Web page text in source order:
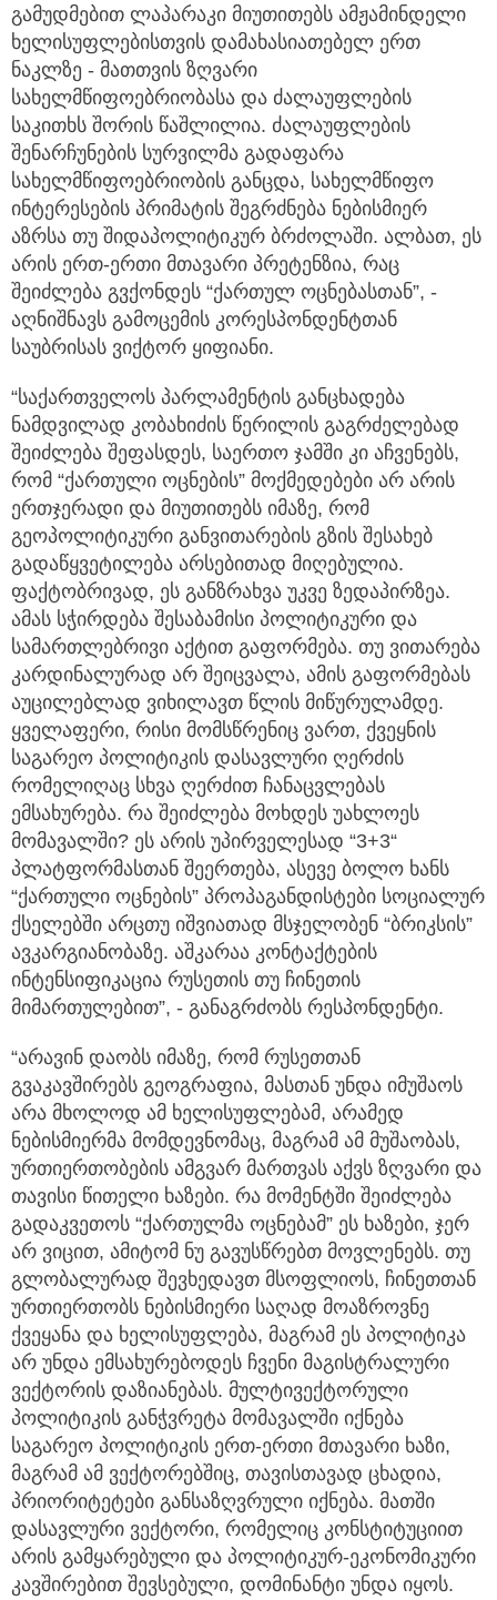
გამუდმებით ლაპარაკი მიუთითებს ამჟამინდელი
ხელისუფლებისთვის დამახასიათებელ ერთ
ნაკლზე - მათთვის ზღვარი
სახელმწიფოებრიობასა და ძალაუფლების
საკითხს შორის წაშლილია. ძალაუფლების
შენარჩუნების სურვილმა გადაფარა
სახელმწიფოებრიობის განცდა, სახელმწიფო
ინტერესების პრიმატის შეგრძნება ნებისმიერ
აზრსა თუ შიდაპოლიტიკურ ბრძოლაში. ალბათ, ეს
არის ერთ-ერთი მთავარი პრეტენზია, რაც
შეიძლება გვქონდეს “ქართულ ოცნებასთან”, -
აღნიშნავს გამოცემის კორესპონდენტთან
საუბრისას ვიქტორ ყიფიანი.
“საქართველოს პარლამენტის განცხადება
ნამდვილად კობახიძის წერილის გაგრძელებად
შეიძლება შეფასდეს, საერთო ჯამში კი აჩვენებს,
რომ “ქართული ოცნების” მოქმედებები არ არის
ერთჯერადი და მიუთითებს იმაზე, რომ
გეოპოლიტიკური განვითარების გზის შესახებ
გადაწყვეტილება არსებითად მიღებულია.
ფაქტობრივად, ეს განზრახვა უკვე ზედაპირზეა.
ამას სჭირდება შესაბამისი პოლიტიკური და
სამართლებრივი აქტით გაფორმება. თუ ვითარება
კარდინალურად არ შეიცვალა, ამის გაფორმებას
აუცილებლად ვიხილავთ წლის მიწურულამდე.
ყველაფერი, რისი მომსწრენიც ვართ, ქვეყნის
საგარეო პოლიტიკის დასავლური ღერძის
რომელიღაც სხვა ღერძით ჩანაცვლებას
ემსახურება. რა შეიძლება მოხდეს უახლოეს
მომავალში? ეს არის უპირველესად “3+3“
პლატფორმასთან შეერთება, ასევე ბოლო ხანს
“ქართული ოცნების” პროპაგანდისტები სოციალურ
ქსელებში არცთუ იშვიათად მსჯელობენ “ბრიკსის”
ავკარგიანობაზე. აშკარაა კონტაქტების
ინტენსიფიკაცია რუსეთის თუ ჩინეთის
მიმართულებით”, - განაგრძობს რესპონდენტი.
“არავინ დაობს იმაზე, რომ რუსეთთან
გვაკავშირებს გეოგრაფია, მასთან უნდა იმუშაოს
არა მხოლოდ ამ ხელისუფლებამ, არამედ
ნებისმიერმა მომდევნომაც, მაგრამ ამ მუშაობას,
ურთიერთობების ამგვარ მართვას აქვს ზღვარი და
თავისი წითელი ხაზები. რა მომენტში შეიძლება
გადაკვეთოს “ქართულმა ოცნებამ” ეს ხაზები, ჯერ
არ ვიცით, ამიტომ ნუ გავუსწრებთ მოვლენებს. თუ
გლობალურად შევხედავთ მსოფლიოს, ჩინეთთან
ურთიერთობს ნებისმიერი საღად მოაზროვნე
ქვეყანა და ხელისუფლება, მაგრამ ეს პოლიტიკა
არ უნდა ემსახურებოდეს ჩვენი მაგისტრალური
ვექტორის დაზიანებას. მულტივექტორული
პოლიტიკის განჭვრეტა მომავალში იქნება
საგარეო პოლიტიკის ერთ-ერთი მთავარი ხაზი,
მაგრამ ამ ვექტორებშიც, თავისთავად ცხადია,
პრიორიტეტები განსაზღვრული იქნება. მათში
დასავლური ვექტორი, რომელიც კონსტიტუციით
არის გამყარებული და პოლიტიკურ-ეკონომიკური
კავშირებით შევსებული, დომინანტი უნდა იყოს.